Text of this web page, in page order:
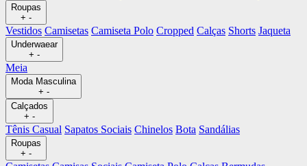
Roupas
+ -
Vestidos Camisetas Camiseta Polo Cropped Calças Shorts Jaqueta
Underwaear
+ -
Meia
Moda Masculina
+ -
Calçados
+ -
Tênis Casual Sapatos Sociais Chinelos Bota Sandálias
Roupas
+ -